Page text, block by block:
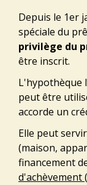
Depuis le 1er
spéciale du
privilège du
être inscrit.
L'hypothèque
peut être
accorde un
Elle peut
(maison,
financement
d'achèvement